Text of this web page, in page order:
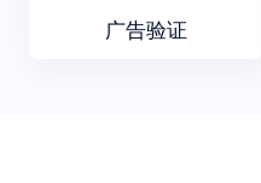
广告验证